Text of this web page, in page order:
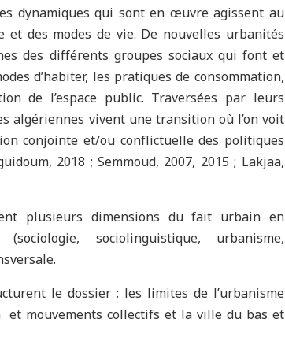
dynamiques qui sont en œuvre agissent au
et des modes de vie. De nouvelles urbanités
des différents groupes sociaux qui font et
d’habiter, les pratiques de consommation,
de l’espace public. Traversées par leurs
algériennes vivent une transition où l’on voit
conjointe et/ou conflictuelle des politiques
2018 ; Semmoud, 2007, 2015 ; Lakjaa,
plusieurs dimensions du fait urbain en
sociolinguistique, urbanisme,
le dossier : les limites de l’urbanisme
mouvements collectifs et la ville du bas et